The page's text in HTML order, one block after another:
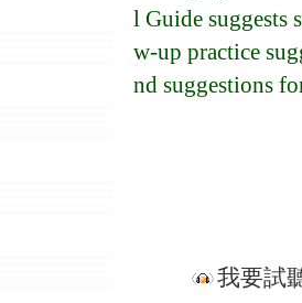
l Guide suggests
w-up practice
nd suggestions
我要試